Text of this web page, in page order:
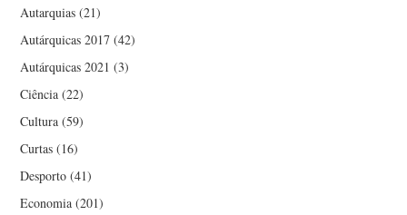
Autarquias (21)
Autárquicas 2017 (42)
Autárquicas 2021 (3)
Ciência (22)
Cultura (59)
Curtas (16)
Desporto (41)
Economia (201)